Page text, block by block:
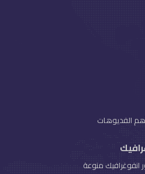
الفديوهات
منوعة